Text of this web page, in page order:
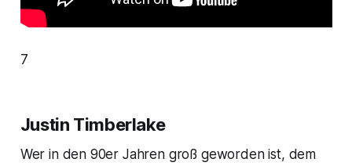
7
Justin Timberlake
Wer in den 90er Jahren groß geworden ist, dem